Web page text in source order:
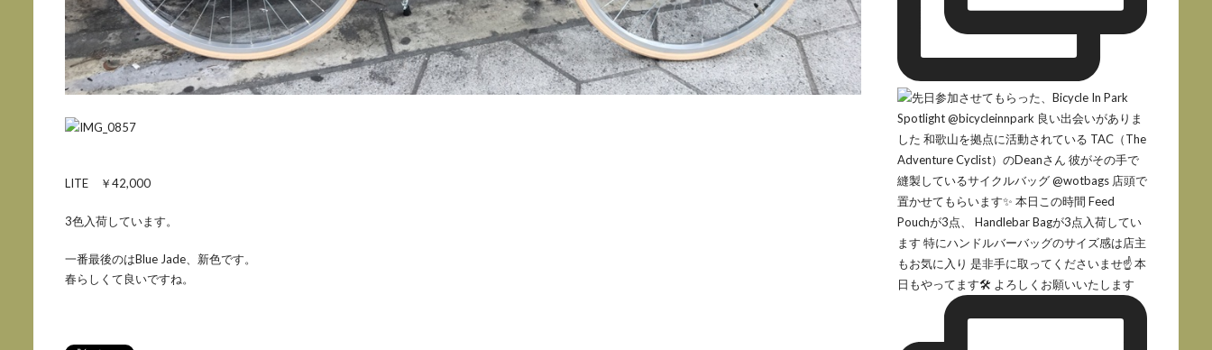
LITE ￥42,000
3色入荷しています。
一番最後のはBlue Jade、新色です。
春らしくて良いですね。